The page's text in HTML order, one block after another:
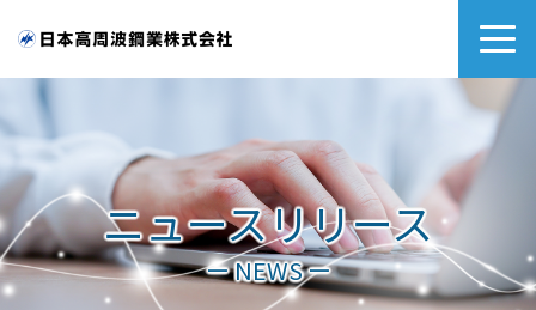
ニュースリリース
ー NEWS ー